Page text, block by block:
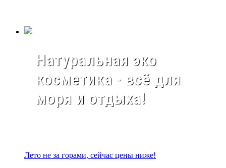
Натуральная эко
косметика - всё для
моря и отдыха!
Лето не за горами, сейчас цены ниже!